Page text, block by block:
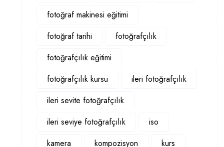
fotoğraf makinesi eğitimi
fotoğraf tarihi
fotoğrafçılık
fotoğrafçılık eğitimi
fotoğrafçılık kursu
ileri fotoğrafçılık
ileri sevite fotoğrafçılık
ileri seviye fotoğrafçılık
iso
kamera
kompozisyon kurs